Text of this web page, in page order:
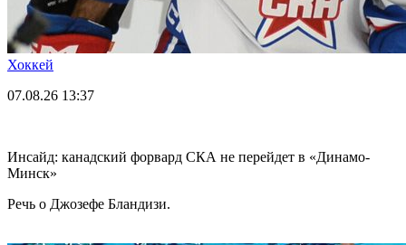
Хоккей
07.08.26 13:37
Инсайд: канадский форвард СКА не перейдет в «Динамо-
Минск»
Речь о Джозефе Бландизи.